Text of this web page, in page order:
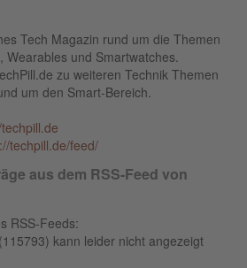
Tech Magazin rund um die Themen
Wearables und Smartwatches.
zu weiteren Technik Themen
um den Smart-Bereich.
techpill.de/feed/
aus dem RSS-Feed von
RSS-Feeds:
kann leider nicht angezeigt